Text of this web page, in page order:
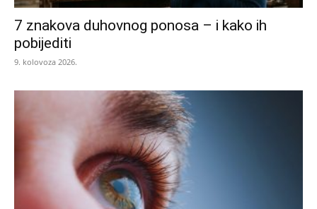
7 znakova duhovnog ponosa – i kako ih
pobijediti
9. kolovoza 2026.